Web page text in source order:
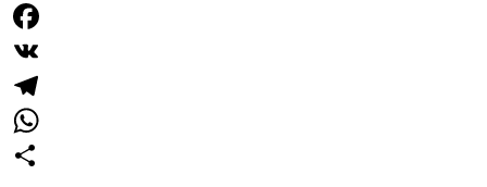
Facebook
VK
Telegram
WhatsApp